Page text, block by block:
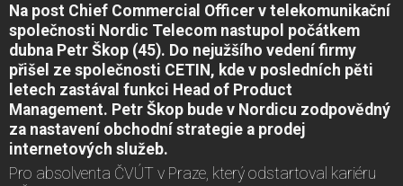
Na post Chief Commercial Officer v telekomunikační
společnosti Nordic Telecom nastupol počátkem
dubna Petr Škop (45). Do nejužšího vedení firmy
přišel ze společnosti CETIN, kde v posledních pěti
letech zastával funkci Head of Product
Management. Petr Škop bude v Nordicu zodpovědný
za nastavení obchodní strategie a prodej
internetových služeb.
Pro absolventa ČVÚT v Praze, který odstartoval kariéru